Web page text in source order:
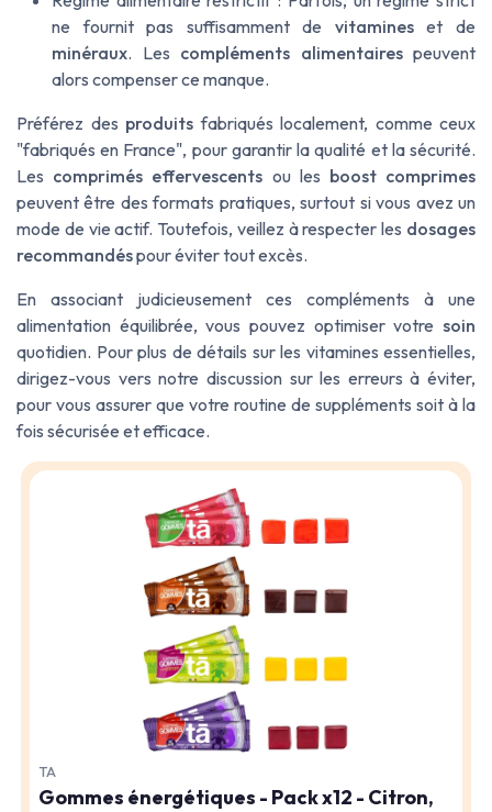
ne fournit pas suffisamment de vitamineset de
minéraux. Les compléments alimentairespeuvent
alors compenser ce manque.
Préférez des produits fabriqués localement, comme ceux
"fabriqués en France", pour garantir la qualité et la sécurité.
Les comprimés effervescents ou les boost comprimes
peuvent être des formats pratiques, surtout si vous avez un
mode de vie actif. Toutefois, veillez à respecter les dosages
recommandéspour éviter tout excès.
En associant judicieusement ces compléments à une
alimentation équilibrée, vous pouvez optimiser votre soin
quotidien. Pour plus de détails sur les vitamines essentielles,
dirigez-vous vers notre discussion sur les erreurs à éviter,
pour vous assurer que votre routine de suppléments soit à la
fois sécurisée et efficace.
TA
Gommes énergétiques - Pack x12 - Citron,